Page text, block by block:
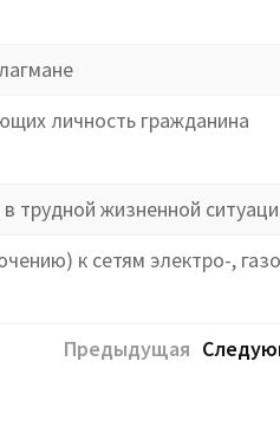
личность гражданина
трудной жизненной
к сетям электро-,
Предыдущая